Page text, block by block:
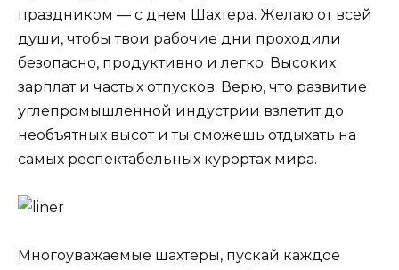
праздником — с днем Шахтера. Желаю от всей
души, чтобы твои рабочие дни проходили
безопасно, продуктивно и легко. Высоких
зарплат и частых отпусков. Верю, что развитие
углепромышленной индустрии взлетит до
необъятных высот и ты сможешь отдыхать на
самых респектабельных курортах мира.
Многоуважаемые шахтеры, пускай каждое